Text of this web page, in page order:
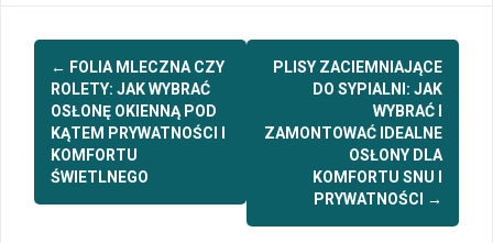
Post
navigation
← FOLIA MLECZNA CZY
ROLETY: JAK WYBRAĆ
OSŁONĘ OKIENNĄ POD
KĄTEM PRYWATNOŚCI I
KOMFORTU
ŚWIETLNEGO
PLISY ZACIEMNIAJĄCE
DO SYPIALNI: JAK
WYBRAĆ I
ZAMONTOWAĆ IDEALNE
OSŁONY DLA
KOMFORTU SNU I
PRYWATNOŚCI
→